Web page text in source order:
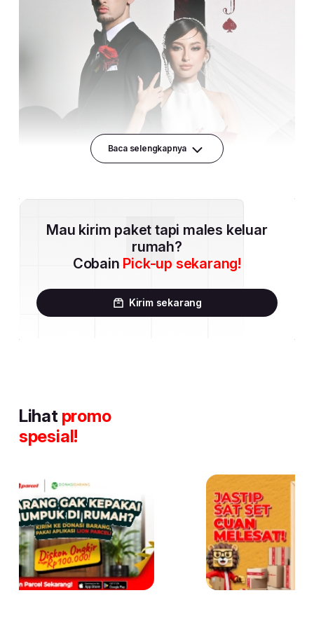
Baca selengkapnya
Mau kirim paket tapi males keluar
rumah?
Cobain Pick-up sekarang!
Kirim sekarang
Lihat promo
spesial!